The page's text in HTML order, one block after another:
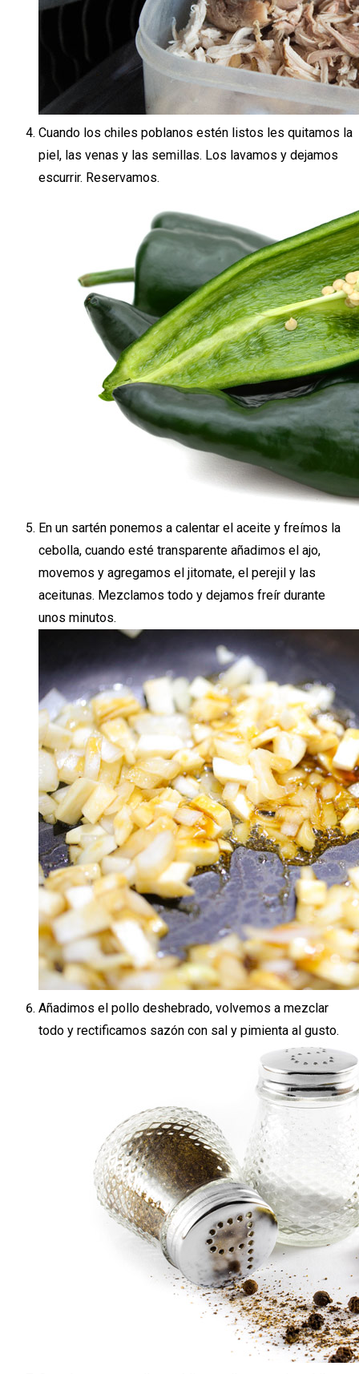
Cuando los chiles poblanos estén listos les quitamos la
piel, las venas y las semillas. Los lavamos y dejamos
escurrir. Reservamos.
En un sartén ponemos a calentar el aceite y freímos la
cebolla, cuando esté transparente añadimos el ajo,
movemos y agregamos el jitomate, el perejil y las
aceitunas. Mezclamos todo y dejamos freír durante
unos minutos.
Añadimos el pollo deshebrado, volvemos a mezclar
todo y rectificamos sazón con sal y pimienta al gusto.